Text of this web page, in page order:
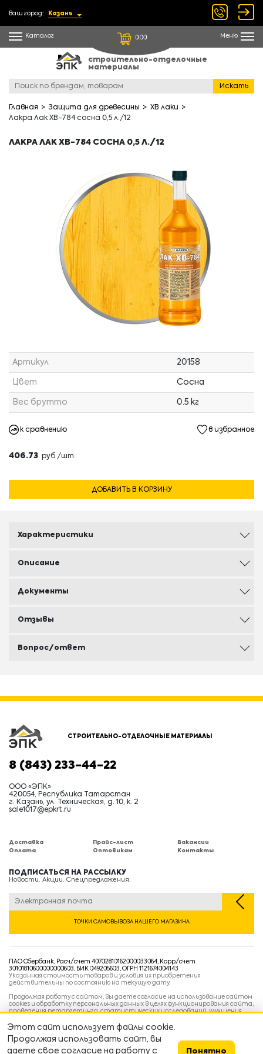
Ваш город: Казань
Каталог 0.00 Меню
строительно-отделочные
материалы
Искать
Главная Защита для древесины
ХВ лаки
Лакра Лак ХВ-784 сосна 0,5 л./12
ЛАКРА ЛАК ХВ-784 СОСНА 0,5 Л./12
Артикул 20158
Цвет Сосна
Вес брутто 0.5 кг
к сравнению в избранное
406.73 руб./шт.
ДОБАВИТЬ В КОРЗИНУ
Характеристики
Описание
Документы
Отзывы
Вопрос/ответ
СТРОИТЕЛЬНО-ОТДЕЛОЧНЫЕ МАТЕРИАЛЫ
8 (843) 233-44-22
ООО «ЭПК»
420054, Республика Татарстан
г. Казань, ул. Техническая, д. 10, к. 2
sale1017@epkrt.ru
Доставка
Оплата
Прайс-лист
Оптовикам
Вакансии
Контакты
ПОДПИСАТЬСЯ НА РАССЫЛКУ
Новости. Акции. Спецпредложения.
ТОЧКИ САМОВЫВОЗА НАШЕГО МАГАЗИНА
ПАО Сбербанк, Расч/счет 40702810162000033064, Корр/счет
30101810600000000603, БИК 049205603, ОГРН 1121674004143
Указанная стоимость товаров и условия их приобретения
действительны по состоянию на текущую дату.
Продолжая работу с сайтом, вы даете согласие на использование сайтом
cookies и обработку персональных данных в целях функционирования сайта,
проведения ретаргетинга, статистических исследований, улучшения
ваших предпочтений и интересов.
Политика конфиденциальности
Условия пользовательского соглашения
Условия продажи
Этот сайт использует файлы cookie.
Продолжая использовать сайт, вы
даете свое согласие на работу с
Понятно